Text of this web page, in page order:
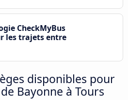
CheckMyBus
les trajets entre
disponibles pour
Bayonne à Tours